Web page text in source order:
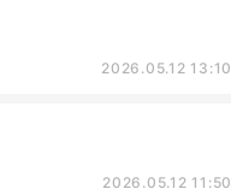
2026.05.12 13:10
2026.05.12 11:50